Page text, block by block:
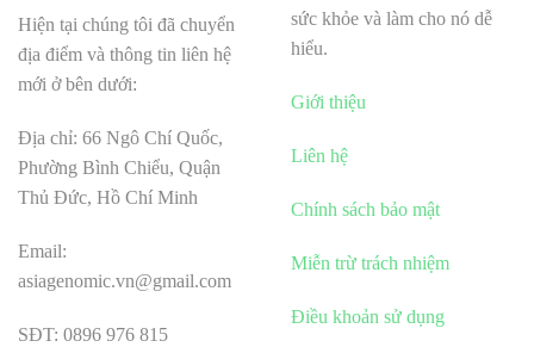
Hiện tại chúng tôi đã chuyển
địa điểm và thông tin liên hệ
mới ở bên dưới:
Địa chỉ: 66 Ngô Chí Quốc,
Phường Bình Chiểu, Quận
Thủ Đức, Hồ Chí Minh
Email:
asiagenomic.vn@gmail.com
SĐT: 0896 976 815
sức khỏe và làm cho nó dễ
hiểu.
Giới thiệu
Liên hệ
Chính sách bảo mật
Miễn trừ trách nhiệm
Điều khoản sử dụng